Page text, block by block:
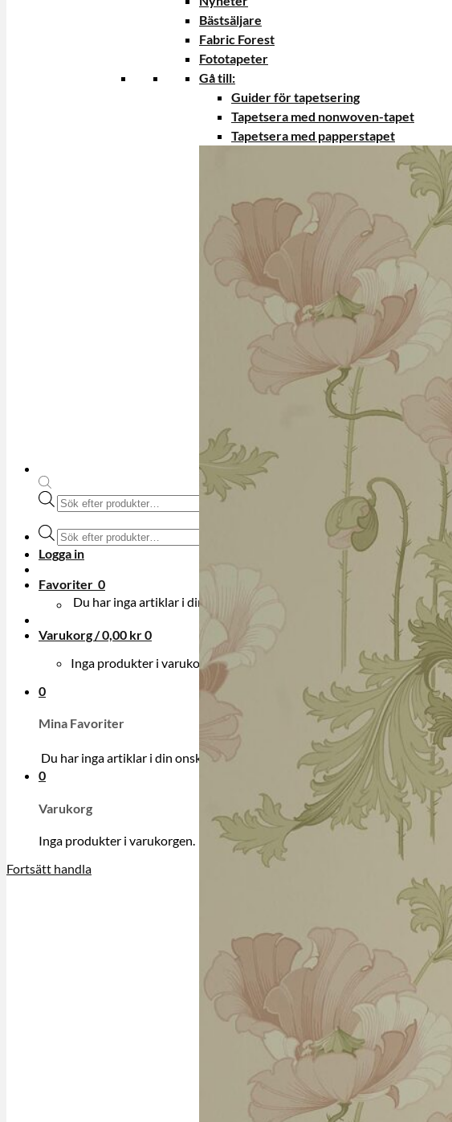
Produktsökning
Produktsökning
Logga in
Favoriter 0
Du har inga artiklar i din onskelista.
Varukorg /0,00 kr0
Inga produkter i varukorgen.
0
Mina Favoriter
Du har inga artiklar i din onskelista.
0
Varukorg
Inga produkter i varukorgen.
Fortsätt handla
Bästsäljare
Fabric Forest
Fototapeter
Gå till:
Guider för tapetsering
Tapetsera med nonwoven-tapet
Tapetsera med papperstapet